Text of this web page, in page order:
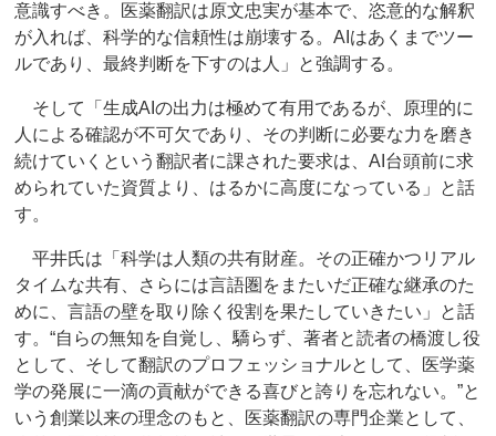
意識すべき。医薬翻訳は原文忠実が基本で、恣意的な解釈
が入れば、科学的な信頼性は崩壊する。AIはあくまでツー
ルであり、最終判断を下すのは人」と強調する。
そして「生成AIの出力は極めて有用であるが、原理的に
人による確認が不可欠であり、その判断に必要な力を磨き
続けていくという翻訳者に課された要求は、AI台頭前に求
められていた資質より、はるかに高度になっている」と話
す。
平井氏は「科学は人類の共有財産。その正確かつリアル
タイムな共有、さらには言語圏をまたいだ正確な継承のた
めに、言語の壁を取り除く役割を果たしていきたい」と話
す。“自らの無知を自覚し、驕らず、著者と読者の橋渡し役
として、そして翻訳のプロフェッショナルとして、医学薬
学の発展に一滴の貢献ができる喜びと誇りを忘れない。”と
いう創業以来の理念のもと、医薬翻訳の専門企業として、